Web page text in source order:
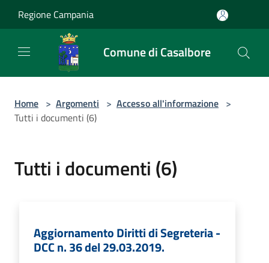
Regione Campania
Comune di Casalbore
Home > Argomenti > Accesso all'informazione >
Tutti i documenti (6)
Tutti i documenti (6)
Aggiornamento Diritti di Segreteria -
DCC n. 36 del 29.03.2019.